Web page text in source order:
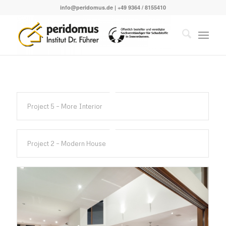
info@peridomus.de| +49 9364 / 8155410
Project 5 – More Interior
Project 2 – Modern House